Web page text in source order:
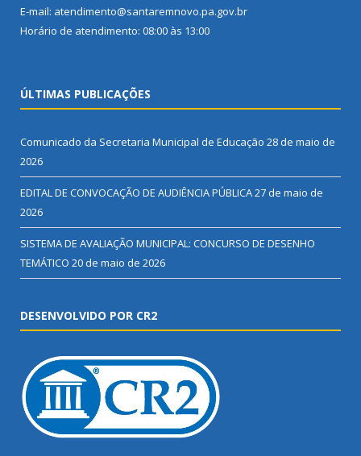
E-mail: atendimento@santaremnovo.pa.gov.br
Horário de atendimento: 08:00 às 13:00
ÚLTIMAS PUBLICAÇÕES
Comunicado da Secretaria Municipal de Educação 28 de maio de
2026
EDITAL DE CONVOCAÇÃO DE AUDIÊNCIA PÚBLICA27 de maio de
2026
SISTEMA DE AVALIAÇÃO MUNICIPAL: CONCURSO DE DESENHO
TEMÁTICO 20 de maio de 2026
DESENVOLVIDO POR CR2